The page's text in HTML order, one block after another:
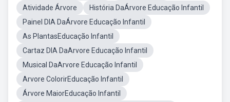
Atividade Árvore
História DaÁrvore Educação Infantil
Painel DIA DaÁrvore Educação Infantil
As PlantasEducação Infantil
Cartaz DIA DaArvore Educação Infantil
Musical DaArvore Educação Infantil
Arvore ColorirEducação Infantil
Árvore MaiorEducação Infantil